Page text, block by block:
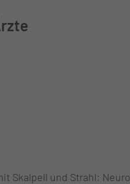
Skalpell und Strahl: